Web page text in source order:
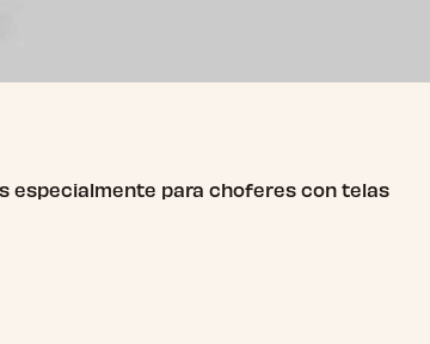
especialmente para choferes con telas